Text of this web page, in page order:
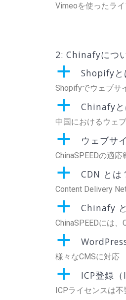
Vimeoを使ったラ
2: Chinafyにつ
a Shopifyと
Shopifyでウェブサ
a Chinafyと
中国におけるウェ
a ウェブサ
ChinaSPEEDの適
a CDN とは
Content Delivery
a Chinafy
ChinaSPEEDには
a
様々なCMSに対応
a ICP登録
ICPライセンスは不